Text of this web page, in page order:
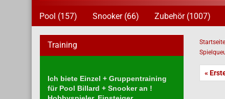
Pool (157) Snooker (66) Zubehör (1007)
Startseite
«
Training
Ich biete Einzel + Gruppentraining
für Pool Billard + Snooker an !